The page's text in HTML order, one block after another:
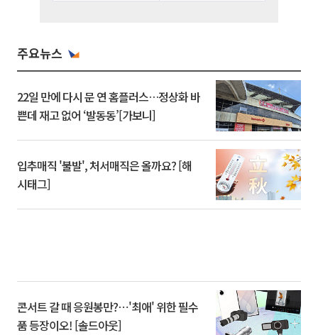
주요뉴스
22일 만에 다시 문 연 홈플러스…정상화 바
쁜데 재고 없어 ‘발동동’[가보니]
입추매직 '불발', 처서매직은 올까요? [해
시태그]
콘서트 갈 때 응원봉만?⋯'최애' 위한 필수
품 등장이오! [솔드아웃]